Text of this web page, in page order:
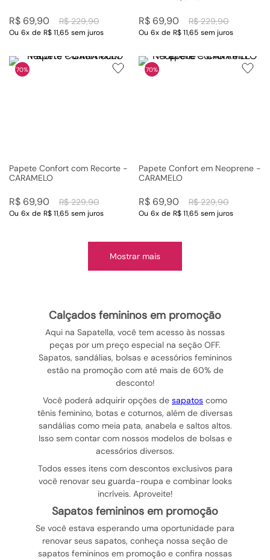
R$ 229,90
R$ 69,90
Ou 6x de R$ 11,65 sem juros
R$ 229,90
R$ 69,90
Ou 6x de R$ 11,65 sem juros
70%
Papete Confort com Recorte -
CARAMELO
R$ 229,90
R$ 69,90
Ou 6x de R$ 11,65 sem juros
70%
Papete Confort em Neoprene -
CARAMELO
R$ 229,90
R$ 69,90
Ou 6x de R$ 11,65 sem juros
Mostrar mais
calçados femininos em promoção
Aqui na Sapatella, você tem acesso às nossas
peças por um preço especial na seção OFF.
Sapatos, sandálias, bolsas e acessórios femininos
estão na promoção com até mais de 60% de
desconto!
Você poderá adquirir opções de sapatos como
tênis feminino, botas e coturnos, além de diversas
sandálias como meia pata, anabela e saltos altos.
Isso sem contar com nossos modelos de bolsas e
acessórios diversos.
Todos esses itens com descontos exclusivos para
você renovar seu guarda-roupa e combinar looks
incríveis. Aproveite!
sapatos femininos em promoção
Se você estava esperando uma oportunidade para
renovar seus sapatos, conheça nossa seção de
sapatos femininos em promoção e confira nossas